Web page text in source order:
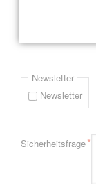
Newsletter
Newsletter
Pflichtfeld
Sicherheitsfrage*